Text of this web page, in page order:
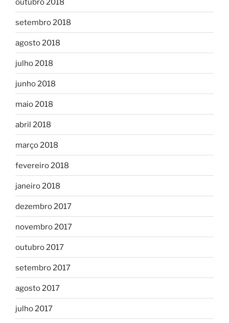
setembro 2018
agosto 2018
julho 2018
junho 2018
maio 2018
abril 2018
março 2018
fevereiro 2018
janeiro 2018
dezembro 2017
novembro 2017
outubro 2017
setembro 2017
agosto 2017
julho 2017